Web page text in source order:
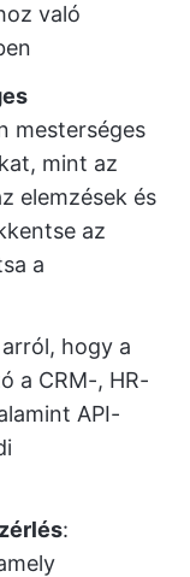
való
mesterséges
mint az
elemzések és
az
a
hogy a
a CRM-, HR-
API-
: